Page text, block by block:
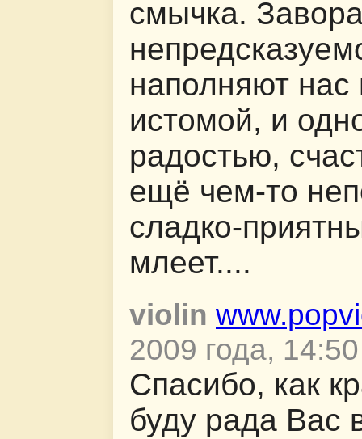
смычка.
наполняют нас
истомой, и
радостью,
ещё чем-то
сладко-
млеет....
violin
2009 года, 14:50
Спасибо, как
буду рада Вас